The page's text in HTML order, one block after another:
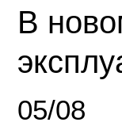
В
05/08